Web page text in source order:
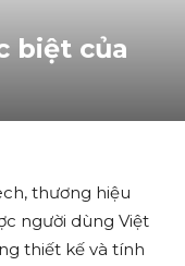
biệt của
thương hiệu
người dùng Việt
thiết kế và tính